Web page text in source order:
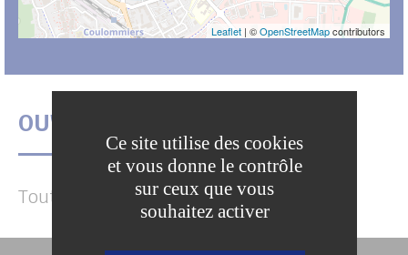
Leaflet | ©OpenStreetMapcontributors
OUVERTURES
Toute l'année.
Ce site utilise des cookies
et vous donne le contrôle
sur ceux que vous
souhaitez activer